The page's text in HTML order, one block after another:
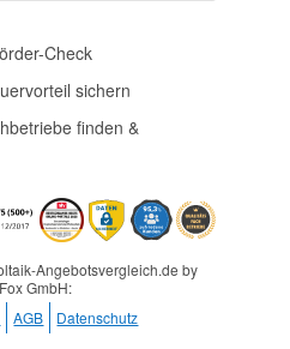
Check
sichern
finden &
Angebotsvergleich.de by
GmbH:
AGB Datenschutz